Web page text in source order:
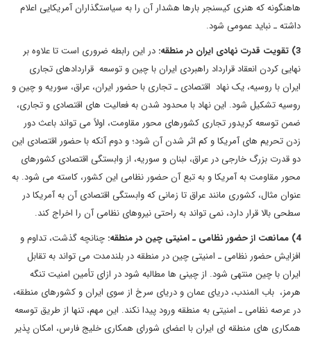
هاهنگونه که هنری کیسنجر بارها هشدار آن را به سیاستگذاران آمریکایی اعلام
داشته ـ نباید عمومی شود.
3) تقویت قدرت نهادی ایران در منطقه:
در این رابطه ضروری است تا علاوه بر
نهایی کردن انعقاد قرارداد راهبردی ایران با چین و توسعه قراردادهای تجاری
ایران با روسیه، یک نهاد اقتصادی ـ تجاری با حضور ایران، عراق، سوریه و چین و
روسیه تشکیل شود. این نهاد با محدود شدن به فعالیت های اقتصادی و تجاری،
ضمن توسعه کریدور تجاری کشورهای محور مقاومت، اولاً می تواند باعث دور
زدن تحریم های آمریکا و کم اثر شدن آن شود؛ و دوم آنکه با حضور اقتصادی این
دو قدرت بزرگ خارجی در عراق، لبنان و سوریه، از وابستگی اقتصادی کشورهای
محور مقاومت به آمریکا و به تبع آن حضور نظامی این کشور، کاسته می شود. به
عنوان مثال، کشوری مانند عراق تا زمانی که وابستگی اقتصادی آن به آمریکا در
سطحی بالا قرار دارد، نمی تواند به راحتی نیروهای نظامی آن را اخراج کند.
4) ممانعت از حضور نظامی ـ امنیتی چین در منطقه:
چنانچه گذشت، تداوم و
افزایش حضور نظامی ـ امنیتی چین در منطقه در بلندمدت می تواند به تقابل
ایران با چین منتهی شود. از چینی ها مطالبه شود در ازای تأمین امنیت تنگه
هرمز، باب المندب، دریای عمان و دریای سرخ از سوی ایران و کشورهای منطقه،
در عرصه نظامی ـ امنیتی به منطقه ورود پیدا نکند. این مهم، تنها از طریق توسعه
همکاری های منطقه ای ایران با اعضای شورای همکاری خلیج فارس، امکان پذیر